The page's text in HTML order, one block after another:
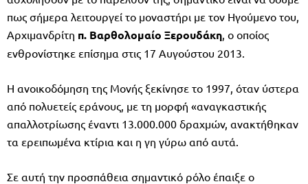
πως σήμερα λειτουργεί το μοναστήρι με τον Ηγούμενο του,
Αρχιμανδρίτη π. Βαρθολομαίο Ξερουδάκη , ο οποίος
ενθρονίστηκε επίσημα στις 17 Αυγούστου 2013.
Η ανοικοδόμηση της Μονής ξεκίνησε το 1997, όταν ύστερα
από πολυετείς εράνους, με τη μορφή «αναγκαστικής
απαλλοτρίωσης έναντι 13.000.000 δραχμών, ανακτήθηκαν
τα ερειπωμένα κτίρια και η γη γύρω από αυτά.
Σε αυτή την προσπάθεια σημαντικό ρόλο έπαιξε ο